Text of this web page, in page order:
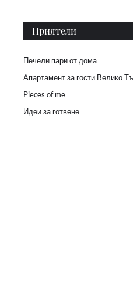
Приятели
Печели пари от дома
Апартамент за гости Велико
Pieces of me
Идеи за готвене